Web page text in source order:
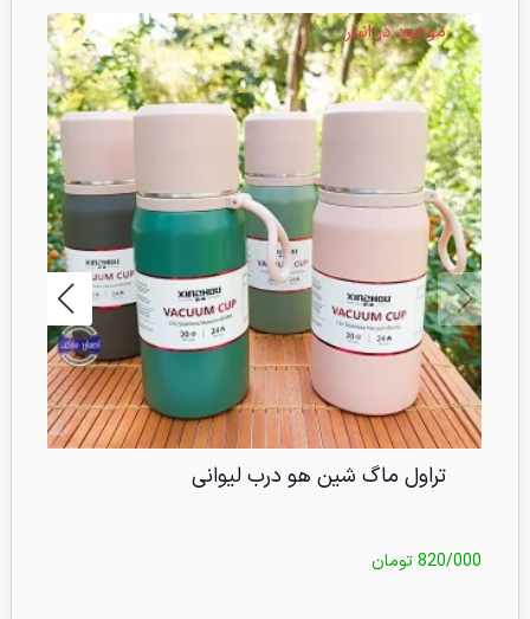
موجود در انبار
تراول ماگ شین هو درب لیوانی
820/000تومان